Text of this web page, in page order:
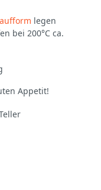
legen
bei 200°C ca.
Appetit!